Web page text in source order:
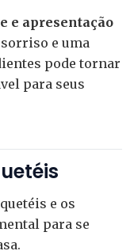
e apresentação
e uma
pode tornar
para seus
e os
para se